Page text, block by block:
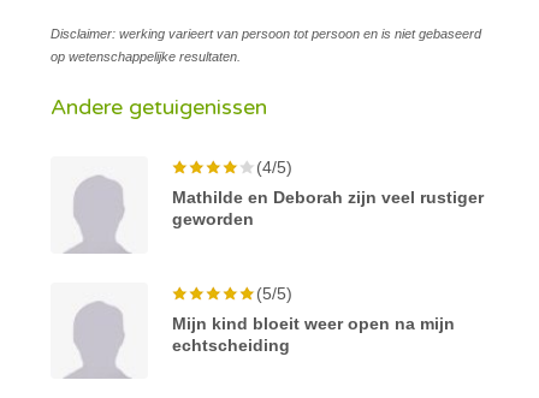
Disclaimer: werking varieert van persoon tot persoon en is niet gebaseerd
op wetenschappelijke resultaten.
Andere getuigenissen
(4/5)
Mathilde en Deborah zijn veel rustiger
geworden
(5/5)
Mijn kind bloeit weer open na mijn
echtscheiding